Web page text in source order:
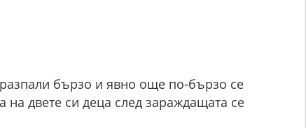
бързо и явно още по-бързо се
двете си деца след зараждащата се